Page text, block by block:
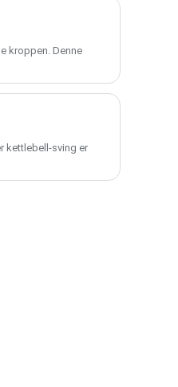
kroppen. Denne
kettlebell-sving er